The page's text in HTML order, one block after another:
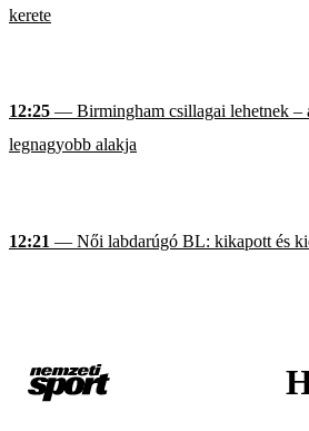
kerete
12:25 — Birmingham csillagai lehetnek –
legnagyobb alakja
12:21 — Női labdarúgó BL: kikapott és